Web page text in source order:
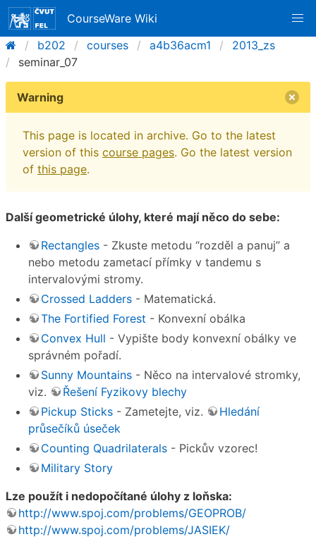
CourseWare Wiki
b202
courses a4b36acm1
2013_zs
seminar_07
Warning
This page is located in archive. Go to the latest
version of this course pages. Go the latest version
of this page.
Další geometrické úlohy, které mají něco do sebe:
Rectangles - Zkuste metodu “rozděl a panuj” a
nebo metodu zametací přímky v tandemu s
intervalovými stromy.
Crossed Ladders - Matematická.
The Fortified Forest - Konvexní obálka
Convex Hull - Vypište body konvexní obálky ve
správném pořadí.
Sunny Mountains - Něco na intervalové stromky,
viz.
Řešení Fyzikovy blechy
Pickup Sticks - Zametejte, viz.
Hledání
průsečíků úseček
Counting Quadrilaterals - Pickův vzorec!
Military Story
Lze použít i nedopočítané úlohy z loňska:
http://www.spoj.com/problems/GEOPROB/
http://www.spoj.com/problems/JASIEK/